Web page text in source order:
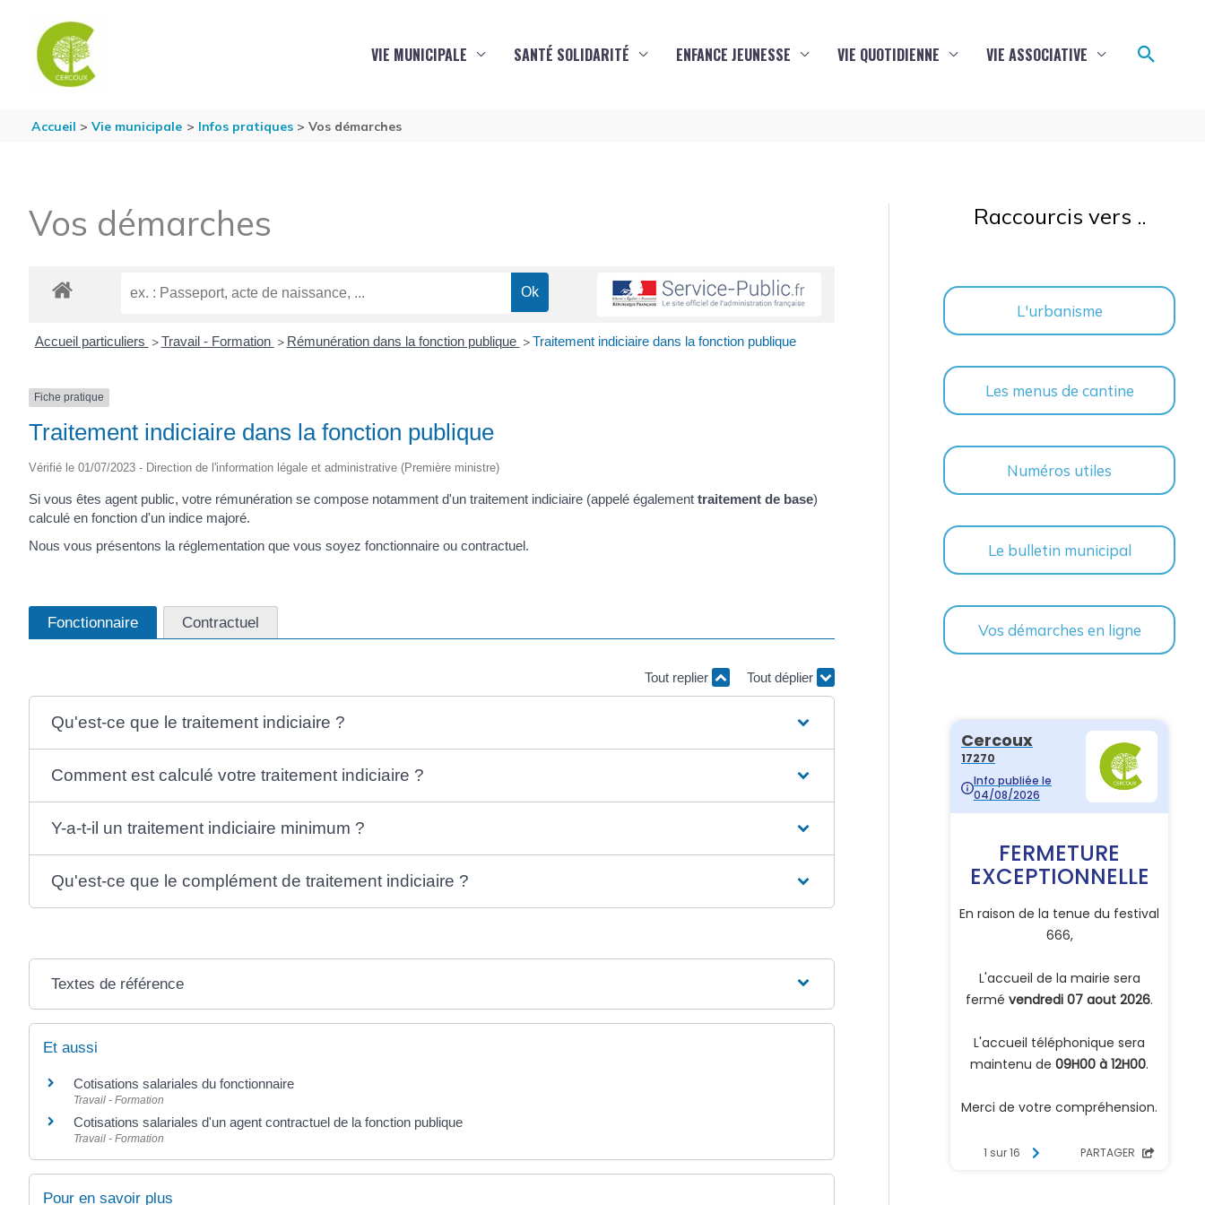
VIE MUNICIPALE SANTÉ SOLIDARITÉ ENFANCE JEUNESSE VIE QUOTIDIENNE VIE ASSOCIATIVE
Accueil Vie municipale Infos pratiques Vos démarches
Vos démarches
Accueil particuliers > Travail - Formation > Rémunération dans la fonction publique > Traitement indiciaire dans la fonction publique
Fiche pratique
Traitement indiciaire dans la fonction publique
Vérifié le 01/07/2023 - Direction de l'information légale et administrative (Première ministre)
Si vous êtes agent public, votre rémunération se compose notamment d'un traitement indiciaire (appelé également traitement de base)
calculé en fonction d'un indice majoré.
Nous vous présentons la réglementation que vous soyez fonctionnaire ou contractuel.
Fonctionnaire Contractuel
Tout replier Tout déplier
Qu'est-ce que le traitement indiciaire ?
Comment est calculé votre traitement indiciaire ?
Y-a-t-il un traitement indiciaire minimum ?
Qu'est-ce que le complément de traitement indiciaire ?
Textes de référence
Et aussi
Cotisations salariales du fonctionnaire
Travail - Formation
Cotisations salariales d'un agent contractuel de la fonction publique
Travail - Formation
Pour en savoir plus
Raccourcis vers ..
L'urbanisme
Les menus de cantine
Numéros utiles
Le bulletin municipal
Vos démarches en ligne